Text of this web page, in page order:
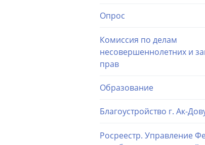
Опрос
Комиссия по делам
несовершеннолетних и
прав
Образование
Благоустройство г. Ак-
Росреестр. Управление